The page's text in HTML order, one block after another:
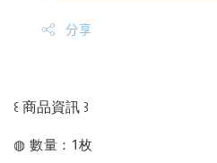
分享
꒰ 商品資訊 ꒱
◍ 數量：1枚